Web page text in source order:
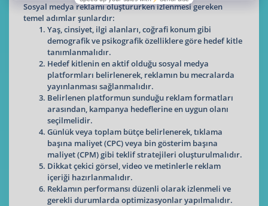
Sosyal medya reklamı oluştururken izlenmesi gereken
temel adımlar şunlardır:
Yaş, cinsiyet, ilgi alanları, coğrafi konum gibi
demografik ve psikografik özelliklere göre hedef kitle
tanımlanmalıdır.
Hedef kitlenin en aktif olduğu sosyal medya
platformları belirlenerek, reklamın bu mecralarda
yayınlanması sağlanmalıdır.
Belirlenen platformun sunduğu reklam formatları
arasından, kampanya hedeflerine en uygun olanı
seçilmelidir.
Günlük veya toplam bütçe belirlenerek, tıklama
başına maliyet (CPC) veya bin gösterim başına
maliyet (CPM) gibi teklif stratejileri oluşturulmalıdır.
Dikkat çekici görsel, video ve metinlerle reklam
içeriği hazırlanmalıdır.
Reklamın performansı düzenli olarak izlenmeli ve
gerekli durumlarda optimizasyonlar yapılmalıdır.